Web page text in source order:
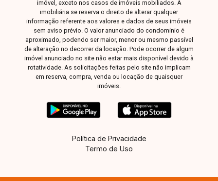
imóvel, exceto nos casos de imóveis mobiliados. A
imobiliária se reserva o direito de alterar qualquer
informação referente aos valores e dados de seus imóveis
sem aviso prévio. O valor anunciado do condomínio é
aproximado, podendo ser maior, menor ou mesmo passível
de alteração no decorrer da locação. Pode ocorrer de algum
imóvel anunciado no site não estar mais disponível devido à
rotatividade. As solicitações feitas pelo site não implicam
em reserva, compra, venda ou locação de quaisquer
imóveis.
Política de Privacidade
Termo de Uso